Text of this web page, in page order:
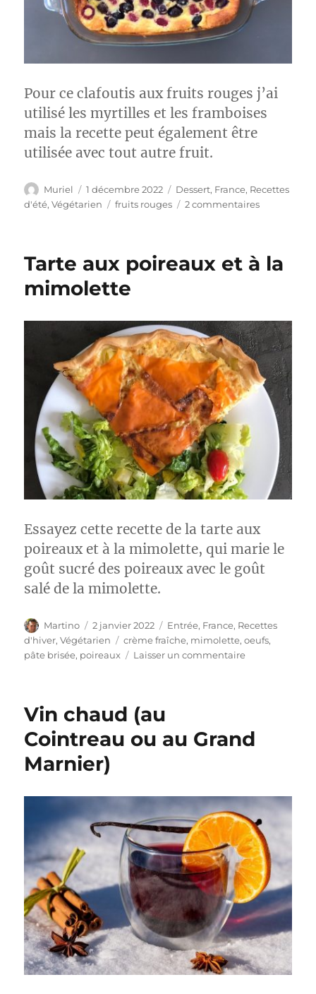
Pour ce clafoutis aux fruits rouges j’ai
utilisé les myrtilles et les framboises
mais la recette peut également être
utilisée avec tout autre fruit.
Auteur
Muriel
Publié
le
1 décembre 2022 Catégories
Dessert, France, Recettes
d'été,Végétarien Étiquettes
fruits rouges 2 commentairessur
rouges
Tarte aux poireaux et à la
mimolette
Essayez cette recette de la tarte aux
poireaux et à la mimolette, qui marie le
goût sucré des poireaux avec le goût
salé de la mimolette.
Auteur
Martino
Publié
le
2 janvier 2022 Catégories
Entrée, France, Recettes
d'hiver,Végétarien Étiquettes
crème fraîche, mimolette,oeufs,
pâte brisée, poireaux Laisser un commentairesur
la
Vin chaud (au
Cointreau ou au Grand
Marnier)